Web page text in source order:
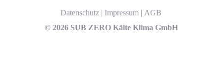
Datenschutz | Impressum | AGB
© 2026 SUB ZERO Kälte Klima GmbH